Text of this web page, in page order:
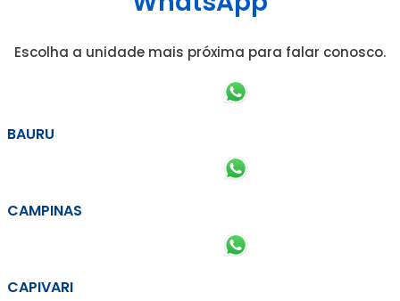
Escolha a unidade mais próxima para falar conosco.
BAURU
CAMPINAS
CAPIVARI